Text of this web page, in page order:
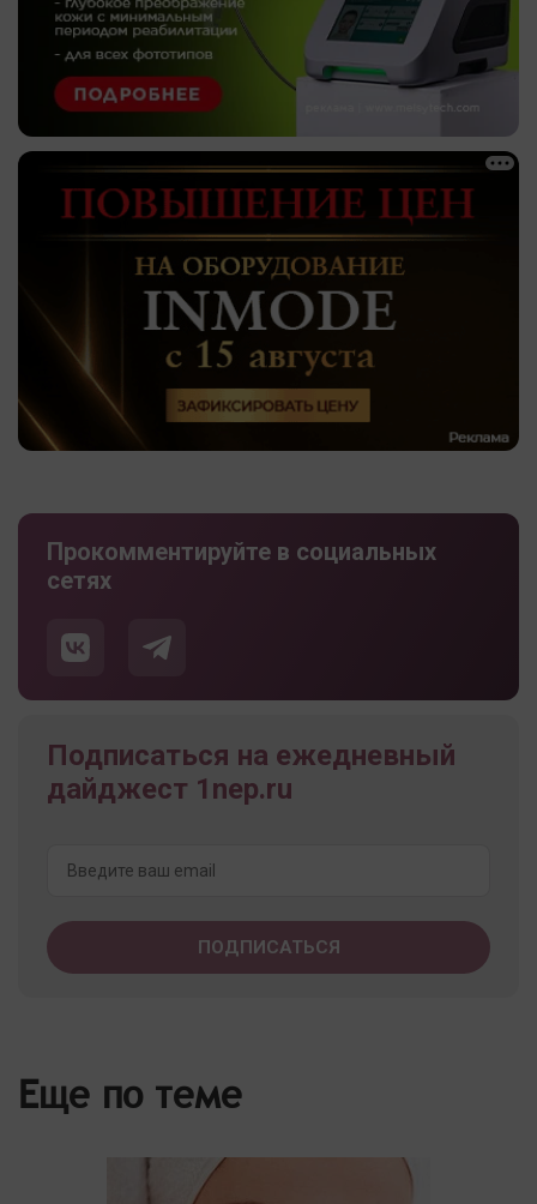
Прокомментируйте в социальных
сетях
Подписаться на ежедневный
дайджест 1nep.ru
Еще по теме